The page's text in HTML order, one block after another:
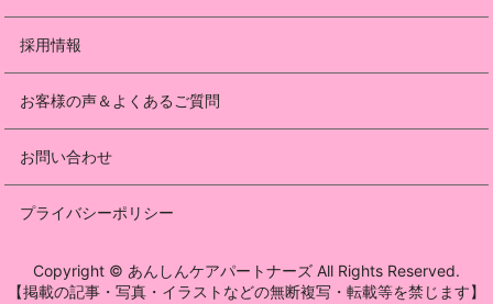
採用情報
お客様の声＆よくあるご質問
お問い合わせ
プライバシーポリシー
Copyright © あんしんケアパートナーズ All Rights Reserved.
【掲載の記事・写真・イラストなどの無断複写・転載等を禁じます】